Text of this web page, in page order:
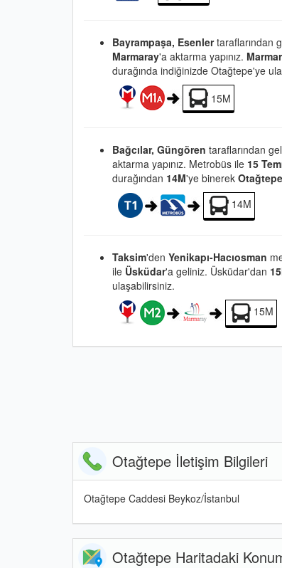
Bayrampaşa, Esenlertaraflarından
Marmaray'a aktarma yapınız.
durağında indiğinizde Otağtepe'ye
15M
Bağcılar, Güngören taraflarından
aktarma yapınız. Metrobüs ile 15
durağından 14M'ye binerek Otağtepe
14M
Taksim'den Yenikapı-Hacıosman
ile Üsküdar'a geliniz. Üsküdar'dan
ulaşabilirsiniz.
15M
Otağtepe İletişim Bilgileri
Otağtepe Caddesi Beykoz/İstanbul
Otağtepe Haritadaki